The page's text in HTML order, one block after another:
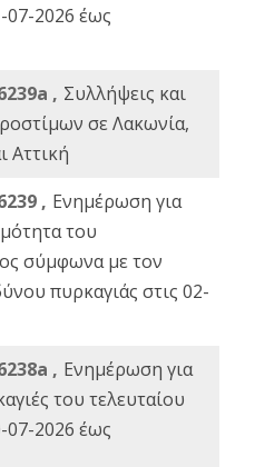
2026 έως
, Συλλήψεις και
σε Λακωνία,
Αττική
, Ενημέρωση για
του
σύμφωνα με τον
πυρκαγιάς στις 02-
, Ενημέρωση για
του τελευταίου
2026 έως